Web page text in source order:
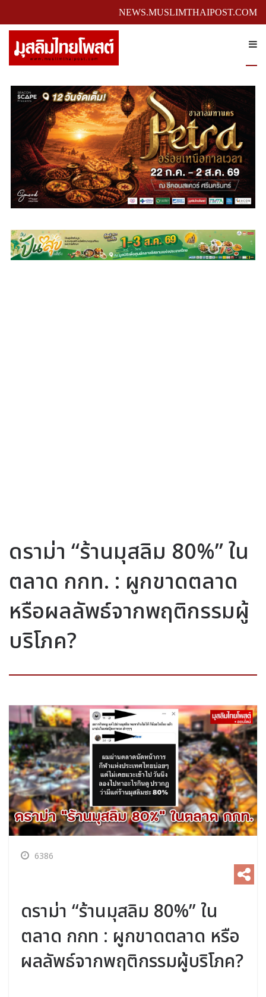
NEWS.MUSLIMTHAIPOST.COM
ดราม่า “ร้านมุสลิม 80%” ใน
ตลาด กกท. : ผูกขาดตลาด
หรือผลลัพธ์จากพฤติกรรมผู้
บริโภค?
6386
ดราม่า “ร้านมุสลิม 80%” ใน
ตลาด กกท : ผูกขาดตลาด หรือ
ผลลัพธ์จากพฤติกรรมผู้บริโภค?